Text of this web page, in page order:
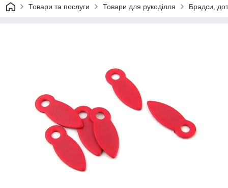
Товари та послуги Товари для рукоділля Брадси,